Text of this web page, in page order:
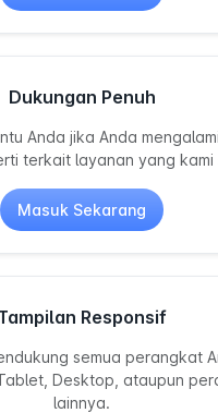
Dukungan Penuh
Anda jika Anda
terkait layanan yang kami
Masuk Sekarang
Responsif
semua perangkat
Desktop, ataupun
lainnya.